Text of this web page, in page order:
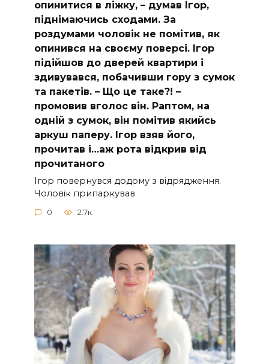
опинитися в ліжку, – думав Ігор,
піднімаючись сходами. За
роздумами чоловік не помітив, як
опинився на своєму поверсі. Ігор
підійшов до дверей квартири і
здивувався, побачивши гору з сумок
та пакетів. – Що це таке?! –
промовив вголос він. Раптом, на
одній з сумок, він помітив якийсь
аркуш паперу. Ігор взяв його,
прочитав і…аж рота відкрив від
прочитаного
Ігор повернувся додому з відрядження.
Чоловік припаркував
0 2.7к.